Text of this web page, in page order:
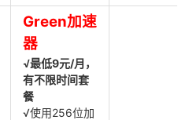
Green加速
器
√最低9元/月，
有不限时间套
餐
√使用256位加